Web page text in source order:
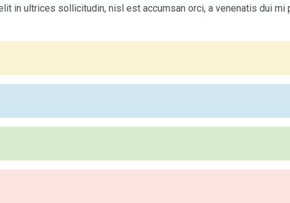
in ultrices sollicitudin, nisl est accumsan orci, a venenatis dui mi